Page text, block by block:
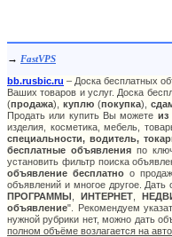
→ FastVPS
bb.rusbic.ru – Доска бесплатных
Ваших товаров и услуг. Доска
(продажа), куплю (покупка),
Продать или купить Вы можете из
изделия, косметика, мебель,
специальности, водитель,
бесплатные объявления по
установить фильтр поиска
объявление бесплатно о
объявлений и многое другое.
ПРОГРАММЫ
ИНТЕРНЕТ,
объявление". Рекомендуем
нужной рубрики нет, можно дать
полном объёме возлагается на